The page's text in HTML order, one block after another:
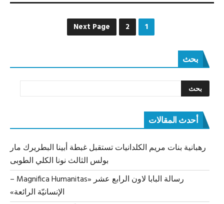
1
2
Next Page
بحث
أحدث المقالات
رهبانية بنات مريم الكلدانيات تستقبل غبطة أبينا البطريرك مار
بولس الثالث نونا الكلي الطوبى
رسالة البابا لاون الرابع عشر «Magnifica Humanitas –
الإنسانيّة الرائعة»